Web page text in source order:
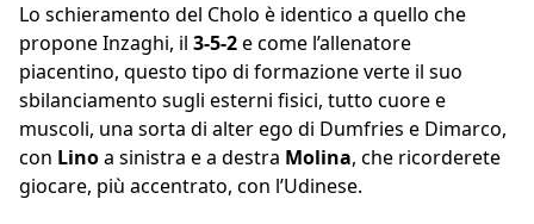
Lo schieramento del Cholo è identico a quello che
propone Inzaghi, il 3-5-2e come l’allenatore
piacentino, questo tipo di formazione verte il suo
sbilanciamento sugli esterni fisici, tutto cuore e
muscoli, una sorta di alter ego di Dumfries e Dimarco,
con Linoa sinistra e a destra Molina, che ricorderete
giocare, più accentrato, con l’Udinese.